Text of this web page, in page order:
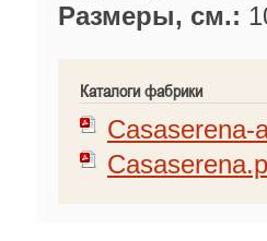
Размеры, см.:
Каталоги фабрики
Casaserena-